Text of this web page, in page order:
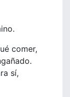
comer,
sí,